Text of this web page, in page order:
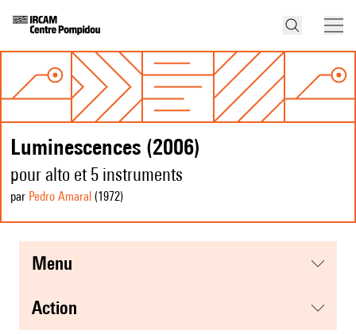
Luminescences (2006)
pour alto et 5 instruments
par Pedro Amaral (1972)
menu
action